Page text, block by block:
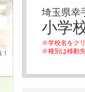
埼玉県幸
小学
※学校名をク
※種別は移動